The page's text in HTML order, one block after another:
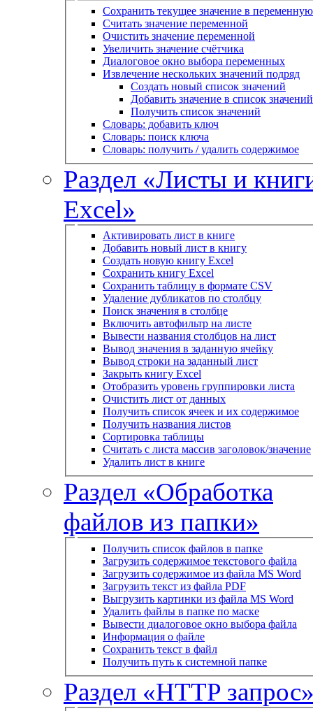
Сохранить текущее значение в переменную
Считать значение переменной
Очистить значение переменной
Увеличить значение счётчика
Диалоговое окно выбора переменных
Извлечение нескольких значений подряд
Создать новый список значений
Добавить значение в список значений
Получить список значений
Словарь: добавить ключ
Словарь: поиск ключа
Словарь: получить / удалить содержимое
Раздел «Листы и
Excel»
Активировать лист в книге
Добавить новый лист в книгу
Создать новую книгу Excel
Сохранить книгу Excel
Сохранить таблицу в формате CSV
Удаление дубликатов по столбцу
Поиск значения в столбце
Включить автофильтр на листе
Вывести названия столбцов на лист
Вывод значения в заданную ячейку
Вывод строки на заданный лист
Закрыть книгу Excel
Отобразить уровень группировки листа
Очистить лист от данных
Получить список ячеек и их содержимое
Получить названия листов
Сортировка таблицы
Считать с листа массив заголовок/значение
Удалить лист в книге
Раздел «Обработка
файлов из папки»
Получить список файлов в папке
Загрузить содержимое текстового файла
Загрузить содержимое из файла MS Word
Загрузить текст из файла PDF
Выгрузить картинки из файла MS Word
Удалить файлы в папке по маске
Вывести диалоговое окно выбора файла
Информация о файле
Сохранить текст в файл
Получить путь к системной папке
Раздел «HTTP